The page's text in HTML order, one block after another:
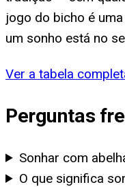
jogo do bicho é
um sonho está no
Ver a tabela
Perguntas
Sonhar com
O que significa